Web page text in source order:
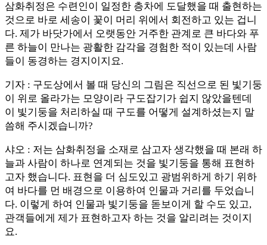
삼화취정은 수련인이 일정한 층차에 도달했을 때 출현하는
것으로 바로 세송이 꽃이 머리 위에서 회전하고 있는 겁니
다. 제가 바닷가에서 오랫동안 거주한 관계로 큰 바다와 푸
른 하늘이 만나는 광활한 감각을 경험한 적이 있는데 사람
들이 동경하는 경지이지요.
기자 : 구도상에서 볼 때 당신의 그림은 직선으로 된 빛기둥
이 위로 올라가는 모양이라 구도잡기가 쉽지 않았을텐데
이 빛기둥을 처리하실 때 구도를 어떻게 설계하셨는지 말
씀해 주시겠습니까?
샤오 : 저는 삼화취정을 소재로 삼고자 생각했을 때 본래 하
늘과 사람이 하나로 연계되는 것을 빛기둥을 통해 표현하
고자 했습니다. 표현을 더 심도있고 광범위하게 하기 위하
여 바다를 먼 배경으로 이용하여 인물과 거리를 두었습니
다. 이렇게 하여 인물과 빛기둥을 돋보이게 할 수도 있고,
관객들에게 제가 표현하고자 하는 것을 알리려는 것이지
요.